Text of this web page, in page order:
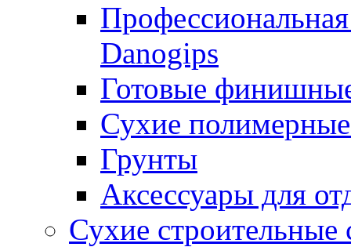
Danogips
Готовые
Сухие
Грунты
Аксессуары для
Сухие строительные